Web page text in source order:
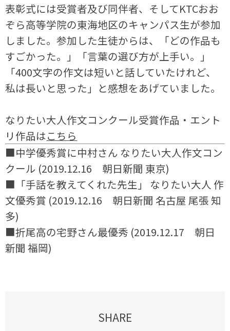
表彰式には受賞者及び同伴者、そしてKTCおお
ぞら高等学院の東海地区のキャンパス生が参加
しました。参加した生徒からは、「どの作品も
すごかった。」「言葉の選び方が上手い。」
「400文字の作文は短いと話していたけれど、
私は長いと思った」と感想をあげていました。
なりたい大人作文コンクール受賞作品・エント
リ作品はこちら
■中学優秀賞に中村さん なりたい大人作文コン
クール (2019.12.16 朝日新聞 東京)
■「手話を教えてくれた先生」 なりたい大人 作
文優秀賞 (2019.12.16 朝日新聞 名古屋 尾張 知
多)
■折尾高の宅野さん最優秀 (2019.12.17 朝日
新聞 福岡)
SHARE